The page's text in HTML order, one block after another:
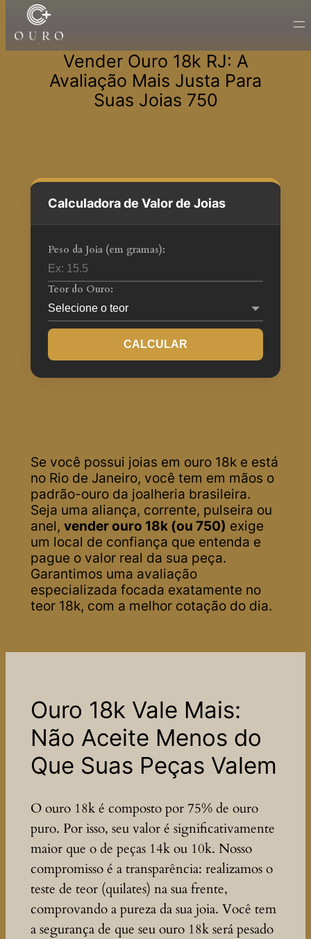
Pular
para
conteúdo
Vender Ouro 18k RJ: A
Avaliação Mais Justa Para
Suas Joias 750
Calculadora de Valor de Joias
Peso da Joia (em gramas):
Teor do Ouro:
CALCULAR
Se você possui joias em ouro 18k e está
no Rio de Janeiro, você tem em mãos o
padrão-ouro da joalheria brasileira.
Seja uma aliança, corrente, pulseira ou
anel, vender ouro 18k (ou 750) exige
um local de confiança que entenda e
pague o valor real da sua peça.
Garantimos uma avaliação
especializada focada exatamente no
teor 18k, com a melhor cotação do dia.
Ouro 18k Vale Mais:
Não Aceite Menos do
Que Suas Peças Valem
O ouro 18k é composto por 75% de ouro
puro. Por isso, seu valor é significativamente
maior que o de peças 14k ou 10k. Nosso
compromisso é a transparência: realizamos o
teste de teor (quilates) na sua frente,
comprovando a pureza da sua joia. Você tem
a segurança de que seu ouro 18k será pesado